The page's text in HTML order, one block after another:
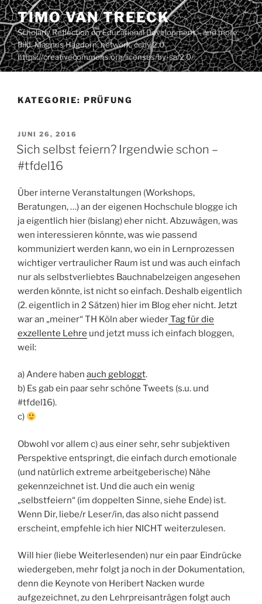
Zum
Inhalt
springen
TIMO VAN TREECK
Scholarly Reflection on Educational Development – and more.
Bild: Magnus Hagdorn: network. ccby 2.0
https://creativecommons.org/licenses/by-sa/2.0/
KATEGORIE: PRÜFUNG
VERÖFFENTLICHT
AM
JUNI 26, 2016
Sich selbst feiern? Irgendwie schon –
#tfdel16
Über interne Veranstaltungen (Workshops,
Beratungen, …) an der eigenen Hochschule blogge ich
ja eigentlich hier (bislang) eher nicht. Abzuwägen, was
wen interessieren könnte, was wie passend
kommuniziert werden kann, wo ein in Lernprozessen
wichtiger vertraulicher Raum ist und was auch einfach
nur als selbstverliebtes Bauchnabelzeigen angesehen
werden könnte, ist nicht so einfach. Deshalb eigentlich
(2. eigentlich in 2 Sätzen) hier im Blog eher nicht. Jetzt
war an „meiner“ TH Köln aber wiederTag für die
exzellente Lehre und jetzt muss ich einfach bloggen,
weil:
a) Andere haben auch gebloggt.
b) Es gab ein paar sehr schöne Tweets (s.u. und
#tfdel16).
c)
Obwohl vor allem c) aus einer sehr, sehr subjektiven
Perspektive entspringt, die einfach durch emotionale
(und natürlich extreme arbeitgeberische) Nähe
gekennzeichnet ist. Und die auch ein wenig
„selbstfeiern“ (im doppelten Sinne, siehe Ende) ist.
Wenn Dir, liebe/r Leser/in, das also nicht passend
erscheint, empfehle ich hier NICHT weiterzulesen.
Will hier (liebe Weiterlesenden) nur ein paar Eindrücke
wiedergeben, mehr folgt ja noch in der Dokumentation,
denn die Keynote von Heribert Nacken wurde
aufgezeichnet, zu den Lehrpreisanträgen folgt auch